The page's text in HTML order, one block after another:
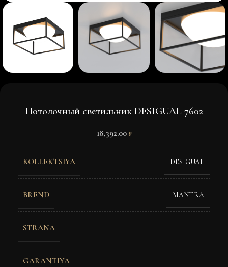
Потолочный светильник DESIGUAL 7602
18,392.00 ₽
KOLLEKTSIYA DESIGUAL
BREND MANTRA
STRANA
GARANTIYA